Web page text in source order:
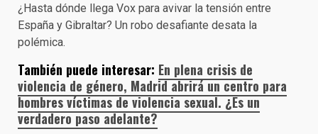
¿Hasta dónde llega Vox para avivar la tensión entre
España y Gibraltar? Un robo desafiante desata la
polémica.
También puede interesar: En plena crisis de
violencia de género, Madrid abrirá un centro para
hombres víctimas de violencia sexual. ¿Es un
verdadero paso adelante?